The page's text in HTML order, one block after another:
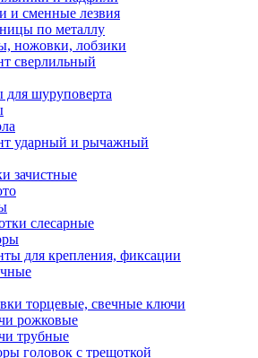
и сменные лезвия
по металлу
ножовки, лобзики
сверлильный
для шуруповерта
ударный и рычажный
зачистные
слесарные
для крепления, фиксации
торцевые, свечные ключи
рожковые
трубные
головок c трещоткой